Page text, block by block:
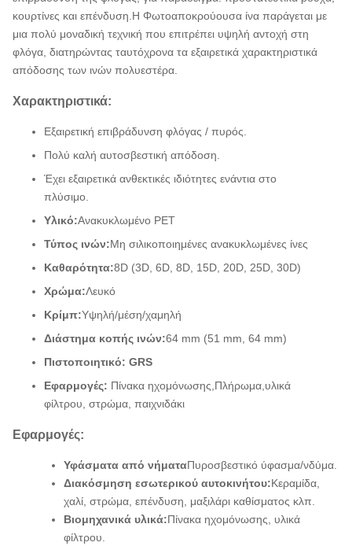
κουρτίνες και επένδυση.Η Φωτοαποκρούουσα ίνα παράγεται με
μια πολύ μοναδική τεχνική που επιτρέπει υψηλή αντοχή στη
φλόγα, διατηρώντας ταυτόχρονα τα εξαιρετικά χαρακτηριστικά
απόδοσης των ινών πολυεστέρα.
Χαρακτηριστικά:
Εξαιρετική επιβράδυνση φλόγας / πυρός.
Πολύ καλή αυτοσβεστική απόδοση.
Έχει εξαιρετικά ανθεκτικές ιδιότητες ενάντια στο
πλύσιμο.
Υλικό:Ανακυκλωμένο PET
Τύπος ινών:Μη σιλικοποιημένες ανακυκλωμένες ίνες
Καθαρότητα:8D (3D, 6D, 8D, 15D, 20D, 25D, 30D)
Χρώμα:Λευκό
Κρίμπ:Υψηλή/μέση/χαμηλή
Διάστημα κοπής ινών:64 mm (51 mm, 64 mm)
Πιστοποιητικό: GRS
Εφαρμογές: Πίνακα ηχομόνωσης, Πλήρωμα, υλικά
φίλτρου , στρώμα, παιχνιδάκι
Εφαρμογές:
Υφάσματα από νήματαΠυροσβεστικό ύφασμα/νδύμα.
Διακόσμηση εσωτερικού αυτοκινήτου:Κεραμίδα,
χαλί, στρώμα, επένδυση, μαξιλάρι καθίσματος κλπ.
Βιομηχανικά υλικά:Πίνακα ηχομόνωσης, υλικά
φίλτρου.